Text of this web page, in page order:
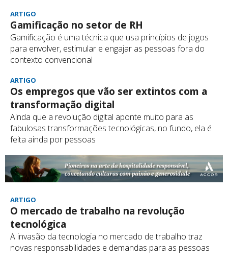
ARTIGO
Gamificação no setor de RH
Gamificação é uma técnica que usa princípios de jogos
para envolver, estimular e engajar as pessoas fora do
contexto convencional
ARTIGO
Os empregos que vão ser extintos com a
transformação digital
Ainda que a revolução digital aponte muito para as
fabulosas transformações tecnológicas, no fundo, ela é
feita ainda por pessoas
ARTIGO
O mercado de trabalho na revolução
tecnológica
A invasão da tecnologia no mercado de trabalho traz
novas responsabilidades e demandas para as pessoas